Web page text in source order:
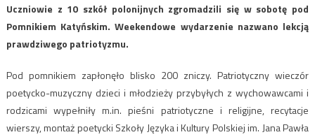
Uczniowie z 10 szkół polonijnych zgromadzili się w sobotę pod
Pomnikiem Katyńskim. Weekendowe wydarzenie nazwano lekcją
prawdziwego patriotyzmu.
Pod pomnikiem zapłonęło blisko 200 zniczy. Patriotyczny wieczór
poetycko-muzyczny dzieci i młodzieży przybyłych z wychowawcami i
rodzicami wypełniły m.in. pieśni patriotyczne i religijne, recytacje
wierszy, montaż poetycki Szkoły Języka i Kultury Polskiej im. Jana Pawła